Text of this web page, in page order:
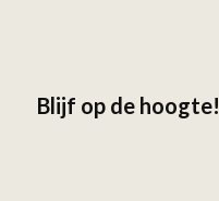
Blijf op de hoogte!